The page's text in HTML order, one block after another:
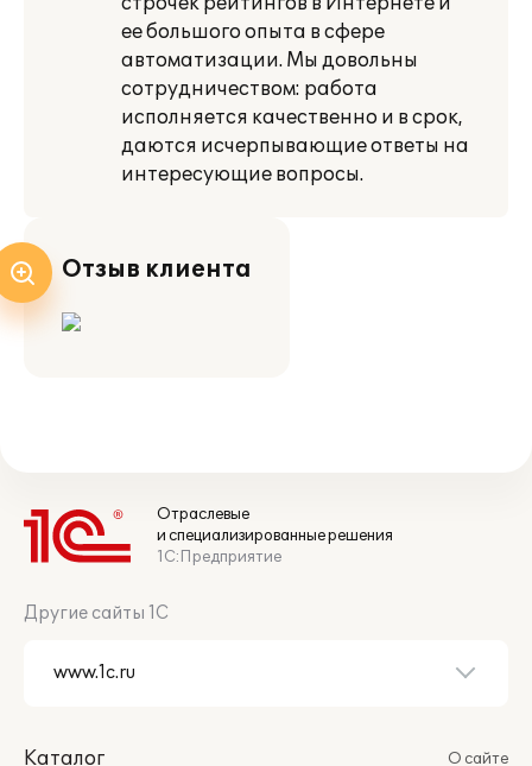
ее большого опыта в сфере
автоматизации. Мы довольны
сотрудничеством: работа
исполняется качественно и в срок,
даются исчерпывающие ответы на
интересующие вопросы.
Отзыв клиента
Отраслевые
и специализированные решения
1С:Предприятие
Другие сайты 1С
Каталог О сайте